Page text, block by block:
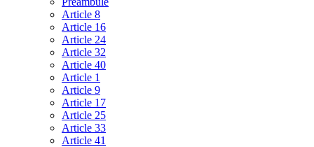
Article 8
Article 16
Article 24
Article 32
Article 40
Article 1
Article 9
Article 17
Article 25
Article 33
Article 41